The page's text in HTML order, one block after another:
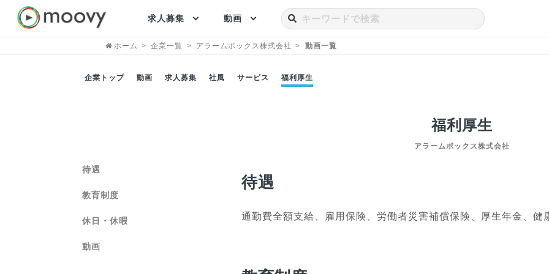
求人募集 動画
ホーム 企業一覧 アラームボックス株式会社 動画一覧
企業トップ 動画 求人募集 社風 サービス 福利厚生
待遇
教育制度
休日・休暇
動画
福利厚生
アラームボックス株式会社
待遇
通勤費全額支給、雇用保険、労働者災害補償保険、厚生年金、健